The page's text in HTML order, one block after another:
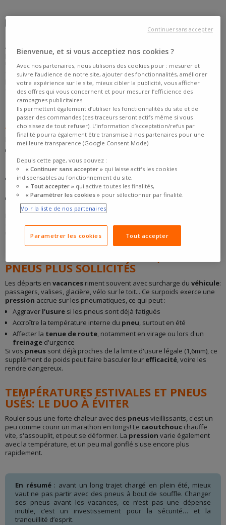
Avant de partir en
préparer la playlist ou vérifier la clim… mais changer ses
une précaution souvent sous-estimée. Pourtant, quelquessignes
doivent vous alerter : vospneussont-ils encore aptes à parcourir
plusieurs centaines de kilomètres dans des conditions parfois
extrêmes ?
RISQUES LIÉS À DES PNEUS USÉS OU
ABÎMÉS
Despneustrop usés peuvent provoquer:
l'aquaplaning devient un réel danger dès que les sculptures de la
bande de roulement sont trop lisses
Un risque d'éclatement, surtout à haute vitesse sur autoroute ou
en cas de forte chaleur
Des distances de freinage allongées, en particulier si le pneu a
vieilli ou présente des craquelures
En clair, lasécuritéde tous les occupants du véhicule dépend aussi
de l’état despneus. Mieux vaut anticiper un changement que de subir
crevaisonen pleine transhumance estivale.
UN VÉHICULE PLUS CHARGÉ, DES
PNEUS PLUS SOLLICITÉS
Les départs en vacances riment souvent avec surcharge du véhicule:
passagers, valises, glacière, vélo sur le toit... Ce surpoids exerce une
pression accrue sur les pneumatiques, ce qui peut :
Aggraver l'usure si les pneus sont déjà fatigués
Accroître la température interne du pneu, surtout en été
Affecter la tenue de route, notamment en virage ou lors d'un
freinage d'urgence
Si vos pneus sont déjà proches de la limite d'usure légale (1,6mm), ce
supplément de poids peut faire basculer leur efficacité, voire les
rendre dangereux.
TEMPÉRATURES ESTIVALES ET PNEUS
USÉS: LE DUO À ÉVITER
Rouler sous une forte chaleur avec des pneusvieillissants, c'est un
peu comme courir un marathon en tongs! Le caoutchouc chauffe
vite, s'assouplit, et peut se déformer. La pression varie également
avec la température, et un peu mal gonflé s'use encore plus
rapidement.
En résumé: avant un long trajet chargé en plein été, mieux
vaut ne pas partir avec des pneus à bout de souffle. Changer
ses pneus avant les vacances, ce n’est pas une dépense
inutile, c’est un investissement pour la sécurité… et la
tranquillité d’esprit.
Bienvenue, et si vous acceptiez nos cookies ?
Avec nos partenaires, nous utilisons des cookies pour : mesurer et
suivre l’audience de notre site, ajouter des fonctionnalités, améliorer
votre expérience sur le site, mieux cibler la publicité, vous afficher
des offres qui vous concernent et pour mesurer l’efficience des
campagnes publicitaires.
Ils permettent également d’utiliser les fonctionnalités du site et de
passer des commandes (ces traceurs seront actifs même si vous
choisissez de tout refuser). L’information d’acceptation/refus par
finalité pourra également être transmise à nos partenaires pour une
meilleure transparence (Google Consent Mode)
Depuis cette page, vous pouvez :
« Continuer sans accepter »qui laisse actifs les cookies
indispensables au fonctionnement du site,
« Tout accepter »qui active toutes les finalités,
« Paramétrer les cookies »pour sélectionner par finalité.
Voir la liste de nos partenaires
Parametrer les cookies Tout accepter
Continuer sans accepter